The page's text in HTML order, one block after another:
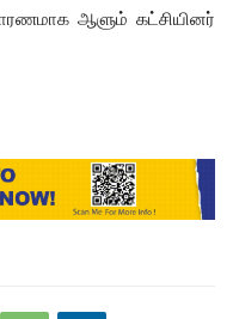
ஆளும் கட்சியினர்